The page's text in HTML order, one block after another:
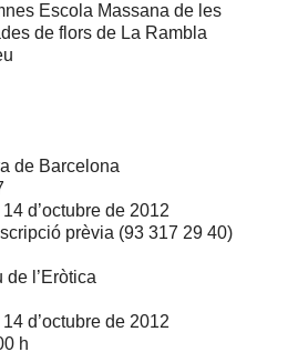
Escola Massana de les
de flors de La Rambla
de Barcelona
d’octubre de 2012
prèvia (93 317 29 40)
de l’Eròtica
d’octubre de 2012
h